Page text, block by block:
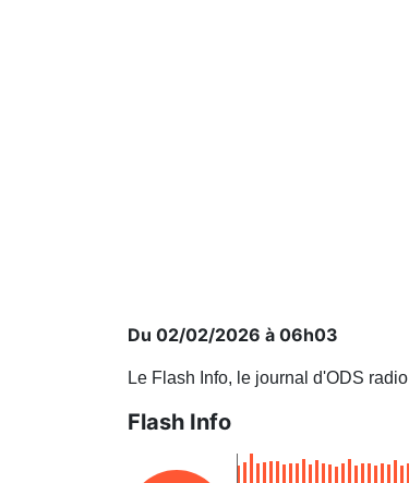
Du 02/02/2026 à 06h03
Le Flash Info, le journal d'ODS radio
Flash Info